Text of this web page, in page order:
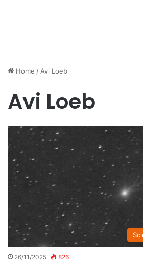
Home / Avi Loeb
Avi Loeb
26/11/2025 826